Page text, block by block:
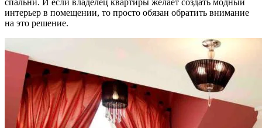
спальни. И если владелец квартиры желает создать модный
интерьер в помещении, то просто обязан обратить внимание
на это решение.